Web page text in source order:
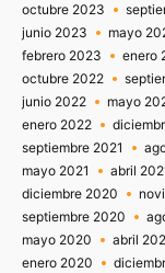
octubre 2023
junio 2023
mayo
febrero 2023
enero
octubre 2022
junio 2022
mayo
enero 2022
septiembre 2021
mayo 2021
abril
diciembre 2020
septiembre 2020
mayo 2020
abril
enero 2020